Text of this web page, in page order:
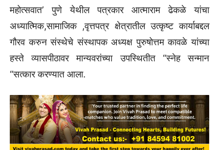
महोत्सवात’ पुणे येथील पत्रकार आत्माराम ढेकळे यांचा
अध्यात्मिक,सामाजिक ,वृत्तपत्र क्षेत्रातील उत्कृष्ट कार्याबद्दल
गौरव करुन संस्थेचे संस्थापक अध्यक्ष पुरुषोत्तम कावळे यांच्या
हस्ते व्यासपीठावर मान्यवरांच्या उपस्थितीत “स्नेह सन्मान
“सत्कार करण्यात आला.